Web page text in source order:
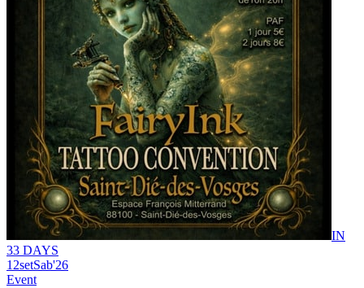
IN
33 DAYS
12setSab'26
Event